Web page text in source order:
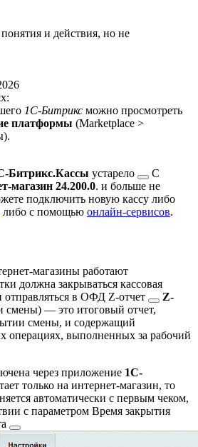
и действия, но не
1С-Битрикс можно просмотреть
платформы (Marketplace >
).
Битрикс.Кассы устарело
С
магазин 24.200.0. и больше не
подключить новую кассу либо
либо с помощью онлайн-сервисов.
магазины работают
должна закрываться кассовая
отправляться в ОФД Z-отчет
Z-
смены) — это итоговый отчет,
смены, и содержащий
операциях, выполненных за рабочий
через приложение 1С-
только на интернет-магазин, то
автоматически с первым чеком,
с параметром Время закрытия